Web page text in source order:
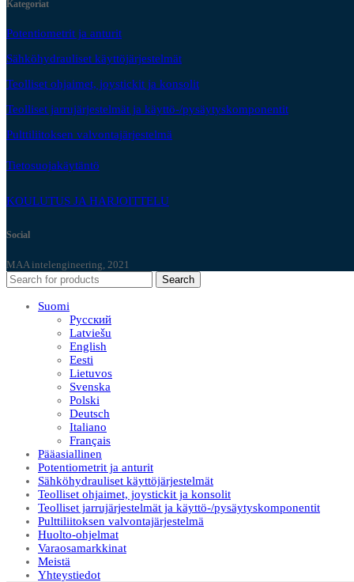
Kategoriat
Potentiometrit ja anturit
Sähköhydrauliset käyttöjärjestelmät
Teolliset ohjaimet, joystickit ja konsolit
Teolliset jarrujärjestelmät ja käyttö-/pysäytyskomponentit
Pulttiliitoksen valvontajärjestelmä
Tietosuojakäytäntö
KOULUTUS JA HARJOITTELU
Social
MAA intelengineering, 2021
Search
Suomi
Русский
Latviešu
English
Eesti
Lietuvos
Svenska
Polski
Deutsch
Italiano
Français
Pääasiallinen
Potentiometrit ja anturit
Sähköhydrauliset käyttöjärjestelmät
Teolliset ohjaimet, joystickit ja konsolit
Teolliset jarrujärjestelmät ja käyttö-/pysäytyskomponentit
Pulttiliitoksen valvontajärjestelmä
Huolto-ohjelmat
Varaosamarkkinat
Meistä
Yhteystiedot